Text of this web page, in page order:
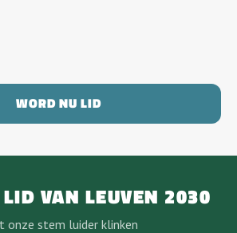
WORD NU LID
VAN LEUVEN 2030
onze stem luider klinken